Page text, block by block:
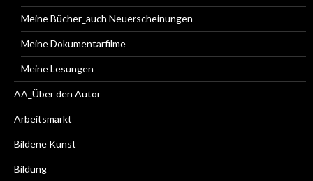
Meine Bücher_auch Neuerscheinungen
Meine Dokumentarfilme
Meine Lesungen
AA_Über den Autor
Arbeitsmarkt
Bildene Kunst
Bildung